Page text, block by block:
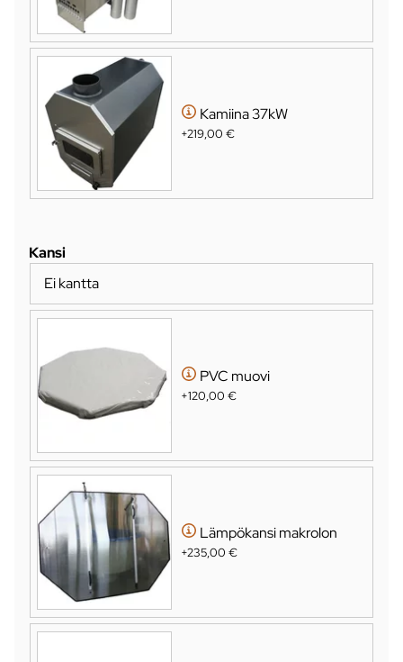
Kamiina 37kW
+219,00 €
Kansi
Ei kantta
PVC muovi
+120,00 €
Lämpökansi makrolon
+235,00 €